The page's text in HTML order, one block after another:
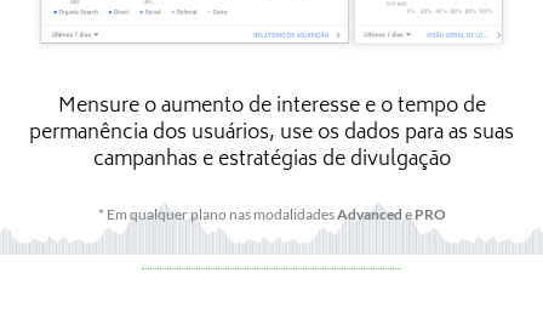
Mensure o aumento de interesse e o tempo de
permanência dos usuários, use os dados para as suas
campanhas e estratégias de divulgação
* Em qualquer plano nas modalidadesAdvanced e PRO